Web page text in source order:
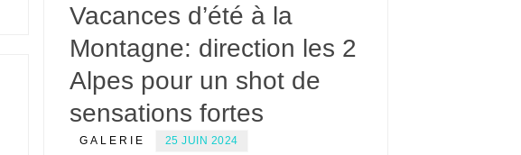
Vacances d’été à la
Montagne: direction les 2
Alpes pour un shot de
sensations fortes
GALERIE 25 JUIN 2024